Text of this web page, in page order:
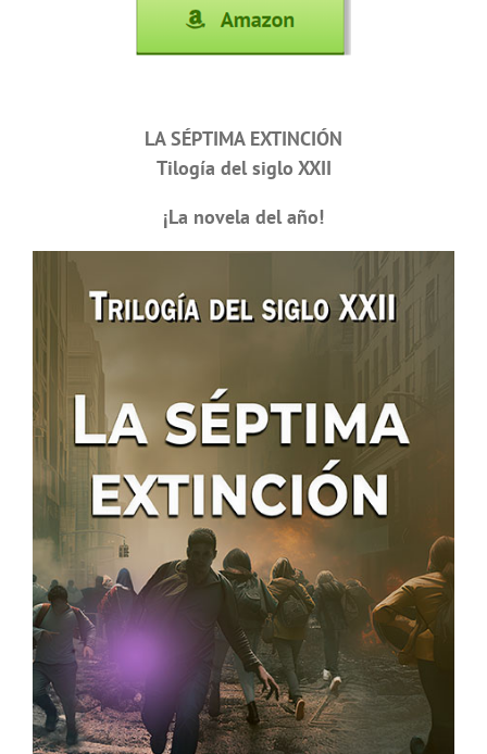
LA SÉPTIMA EXTINCIÓN
Tilogía del siglo XXII
¡La novela del año!